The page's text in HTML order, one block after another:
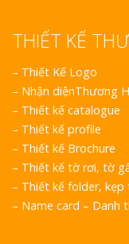
THIẾT KẾ
– Thiết Kế Logo
– Nhận diệnThương
– Thiết kế catalogue
– Thiết kế profile
– Thiết kế Brochure
– Thiết kế tờ rơi, tờ
– Thiết kế folder, kẹp
– Name card – Danh